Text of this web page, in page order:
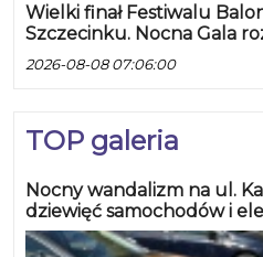
Wielki finał Festiwalu
Szczecinku. Nocna Gala
2026-08-08 07:06:00
TOP galeria
Nocny wandalizm na ul.
dziewięć samochodów i